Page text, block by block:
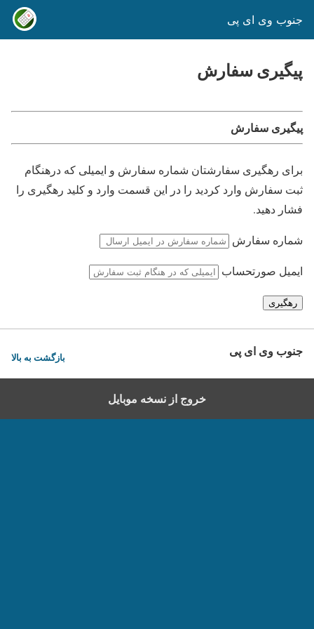
جنوب وی ای پی
پیگیری سفارش
پیگیری سفارش
برای رهگیری سفارشتان شماره سفارش و ایمیلی که درهنگام
ثبت سفارش وارد کردید را در این قسمت وارد و کلید رهگیری را
فشار دهید.
شماره سفارش
ایمیل صورتحساب
رهگیری
جنوب وی ای پی بازگشت به بالا
خروج از نسخه موبایل